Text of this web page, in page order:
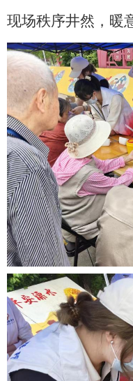
现场秩序井然，暖